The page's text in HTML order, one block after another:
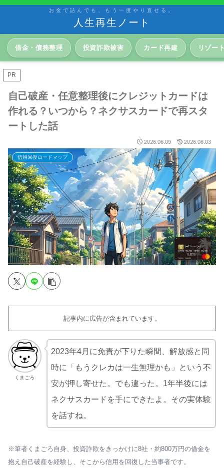
お金で詰んでも、もう一度やり直せる。
人生再生ノート
借金・債務整理 投資詐欺被害 カード再建 リゾー
PR
自己破産・任意整理後にクレジットカードは
作れる？いつから？ネクサスカードで再スタ
ートした話
2026.06.09 2026.08.03
信用回復ロードマップ
記事内に広告が含まれています。
くまごろ
2023年4月に免責が下りた瞬間、解放感と同
時に「もうクレカは一生無理かも」という不
安が押し寄せた。でも違った。1年半後には
ネクサスカードを手にできたよ。その実体験
を話すね。
※筆者くまごろ自身、投資詐欺をきっかけに8社・約800万円の借金を
抱え自己破産を経験し、そこから信用を回復した当事者です。